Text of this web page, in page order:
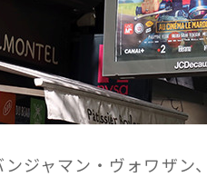
ジャマン・ヴォワザン